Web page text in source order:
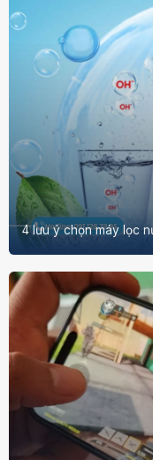
4 lưu ý chọn máy lọc